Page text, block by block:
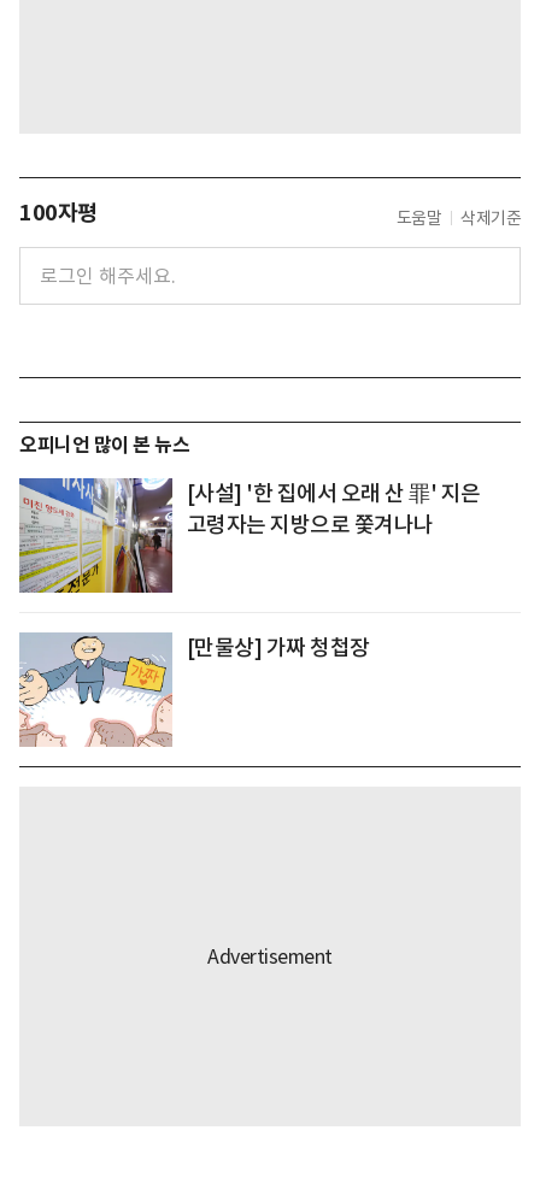
100자평 도움말 삭제기준
오피니언 많이 본 뉴스
[사설] '한 집에서 오래 산 罪' 지은
고령자는 지방으로 쫓겨나나
[만물상] 가짜 청첩장